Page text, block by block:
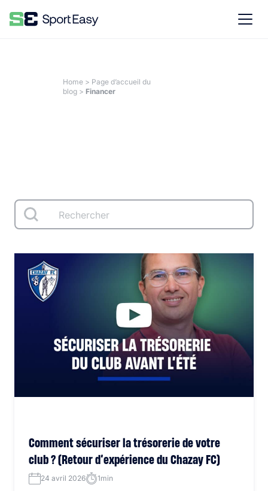
Home > Page d’accueil du
blog > Financer
search
Rechercher
Comment sécuriser la trésorerie de votre
club ? (Retour d’expérience du Chazay FC)
24 avril 2026 1min